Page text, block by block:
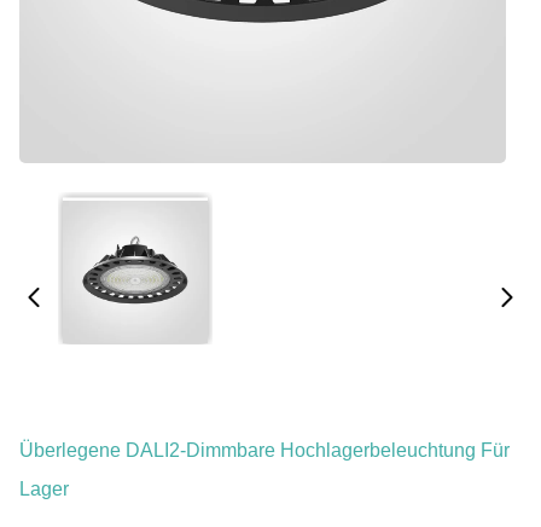
Überlegene DALI2-Dimmbare Hochlagerbeleuchtung Für
Lager